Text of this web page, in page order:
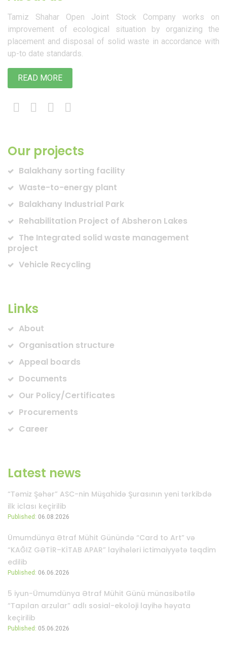
Tamiz Shahar Open Joint Stock Company works on
improvement of ecological situation by organizing the
placement and disposal of solid waste in accordance with
up-to date standards.
READ MORE
Our projects
Balakhany sorting facility
Waste-to-energy plant
Balakhany Industrial Park
Rehabilitation Project of Absheron Lakes
The Integrated solid waste management
project
Vehicle Recycling
Links
About
Organisation structure
Appeal boards
Documents
Our Policy/Certificates
Procurements
Career
Latest news
“Təmiz Şəhər” ASC-nin Müşahidə Şurasının yeni tərkibdə
ilk iclası keçirilib
Published: 06.08.2026
Ümumdünya Ətraf Mühit Günündə “Card to Art” və
“KAĞIZ GƏTİR–KİTAB APAR” layihələri ictimaiyyətə təqdim
edilib
Published: 06.06.2026
5 iyun-Ümumdünya Ətraf Mühit Günü münasibətilə
“Tapılan arzular” adlı sosial-ekoloji layihə həyata
keçirilib
Published: 05.06.2026